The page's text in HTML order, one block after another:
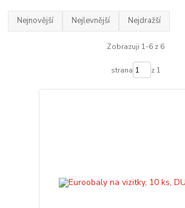
Nejnovější Nejlevnější Nejdražší
Zobrazuji 1-6 z 6
strana z 1